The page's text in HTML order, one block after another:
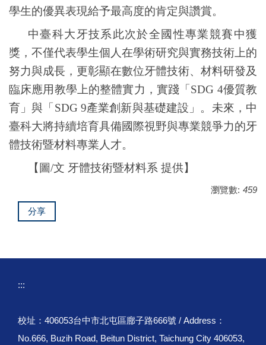
學生的優異表現給予最高度的肯定與讚賞。
中臺科大牙技系此次於全國性專業競賽中獲
獎，不僅代表學生個人在學術研究與實務技術上的
努力與成長，更彰顯在數位牙體技術、材料研發及
臨床應用教學上的整體實力，實踐「 SDG 4優質教
育」與「 SDG 9產業創新與基礎建設」。未來，中
臺科大將持續培育具備國際視野與專業競爭力的牙
體技術暨材料專業人才。
【圖/文 牙體技術暨材料系 提供】
瀏覽數: 459
分享
:::
校址：406053台中市北屯區廍子路666號 / Address：
No.666, Buzih Road, Beitun District, Taichung City 406053,